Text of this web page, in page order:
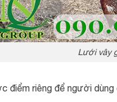
Lưới vây
điểm riêng để người